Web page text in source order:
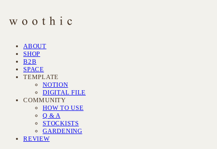
ABOUT
SHOP
B2B
SPACE
TEMPLATE
NOTION
DIGITAL FILE
COMMUNITY
HOW TO USE
Q & A
STOCKISTS
GARDENING
REVIEW